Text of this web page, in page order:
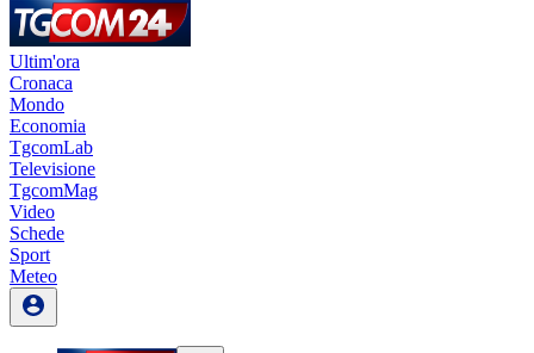
Ultim'ora
Cronaca
Mondo
Economia
TgcomLab
Televisione
TgcomMag
Video
Schede
Sport
Meteo